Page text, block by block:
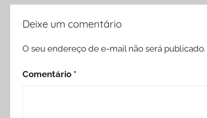
Deixe um comentário
O seu endereço de e-mail não será publicado.
Comentário *